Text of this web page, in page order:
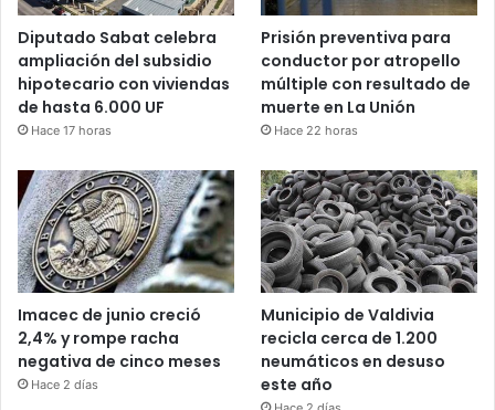
Diputado Sabat celebra
ampliación del subsidio
hipotecario con viviendas
de hasta 6.000 UF
Hace 17 horas
Prisión preventiva para
conductor por atropello
múltiple con resultado de
muerte en La Unión
Hace 22 horas
Imacec de junio creció
2,4% y rompe racha
negativa de cinco meses
Hace 2 días
Municipio de Valdivia
recicla cerca de 1.200
neumáticos en desuso
este año